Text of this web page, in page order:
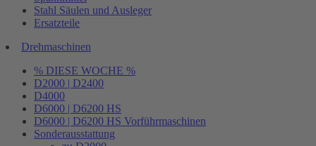
Stahl Säulen und Ausleger
Ersatzteile
Drehmaschinen
% DIESE WOCHE %
D2000 | D2400
D4000
D6000 | D6200 HS
D6000 | D6200 HS Vorführmaschinen
Sonderausstattung